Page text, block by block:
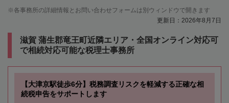
各事務所の詳細情報とお問い合わせフォームは別ウィンドウで開きます
更新日：2026年8月7日
滋賀 蒲生郡竜王町近隣エリア・全国オンライン対応可
で相続対応可能な税理士事務所
【大津京駅徒歩6分】税務調査リスクを軽減する正確な相
続税申告をサポートします